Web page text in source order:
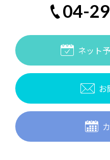
04-
ネット
お